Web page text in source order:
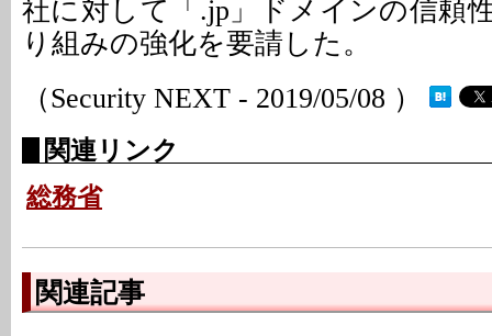
社に対して「.jp」ドメインの信頼
り組みの強化を要請した。
（Security NEXT - 2019/05/08 ）
関連リンク
総務省
関連記事